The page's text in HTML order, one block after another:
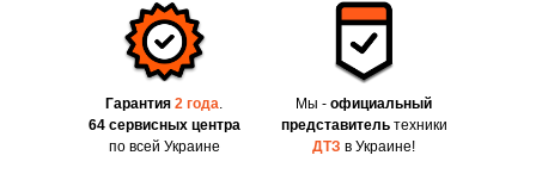
Гарантия 2 года.
64 сервисных центра
по всей Украине
Мы - официальный
представительтехники
ДТЗ в Украине!